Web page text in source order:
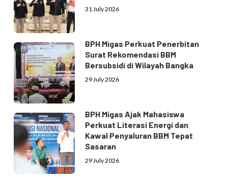
31 July 2026
BPH Migas Perkuat Penerbitan
Surat Rekomendasi BBM
Bersubsidi di Wilayah Bangka
29 July 2026
BPH Migas Ajak Mahasiswa
Perkuat Literasi Energi dan
Kawal Penyaluran BBM Tepat
Sasaran
29 July 2026